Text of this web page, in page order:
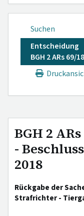
Suchen
Entscheidung
BGH 2 ARs 69/
BGH 2
-
2018
Rückgabe der
Strafrichter -